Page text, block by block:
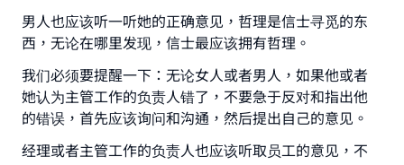
男人也应该听一听她的正确意见，哲理是信士寻觅的东
西，无论在哪里发现，信士最应该拥有哲理。
我们必须要提醒一下：无论女人或者男人，如果他或者
她认为主管工作的负责人错了，不要急于反对和指出他
的错误，首先应该询问和沟通，然后提出自己的意见。
经理或者主管工作的负责人也应该听取员工的意见，不